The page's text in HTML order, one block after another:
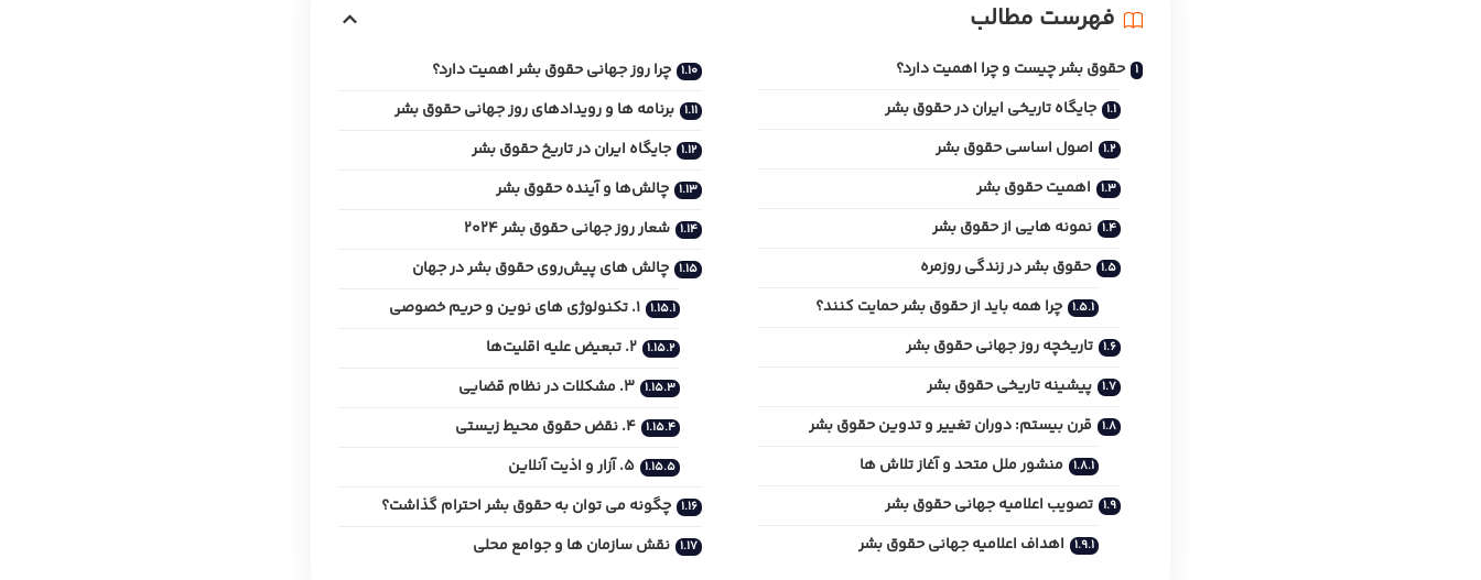
فهرست مطالب
حقوق بشر چیست و چرا اهمیت دارد؟
جایگاه تاریخی ایران در حقوق بشر
اصول اساسی حقوق بشر
اهمیت حقوق بشر
نمونه‌ هایی از حقوق بشر
حقوق بشر در زندگی روزمره
چرا همه باید از حقوق بشر حمایت کنند؟
تاریخچه روز جهانی حقوق بشر
پیشینه تاریخی حقوق بشر
قرن بیستم: دوران تغییر و تدوین حقوق بشر
منشور ملل متحد و آغاز تلاش‌ ها
تصویب اعلامیه جهانی حقوق بشر
اهداف اعلامیه جهانی حقوق بشر
چرا روز جهانی حقوق بشر اهمیت دارد؟
برنامه‌ ها و رویدادهای روز جهانی حقوق بشر
جایگاه ایران در تاریخ حقوق بشر
چالش‌ها و آینده حقوق بشر
شعار روز جهانی حقوق بشر 2024
چالش‌ های پیش‌روی حقوق بشر در جهان
1. تکنولوژی‌ های نوین و حریم خصوصی
2. تبعیض علیه اقلیت‌ها
3. مشکلات در نظام قضایی
4. نقض حقوق محیط‌ زیستی
5. آزار و اذیت آنلاین
چگونه می‌ توان به حقوق بشر احترام گذاشت؟
نقش سازمان‌ ها و جوامع محلی